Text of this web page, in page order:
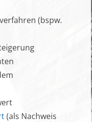
(bspw.
(als Nachweis